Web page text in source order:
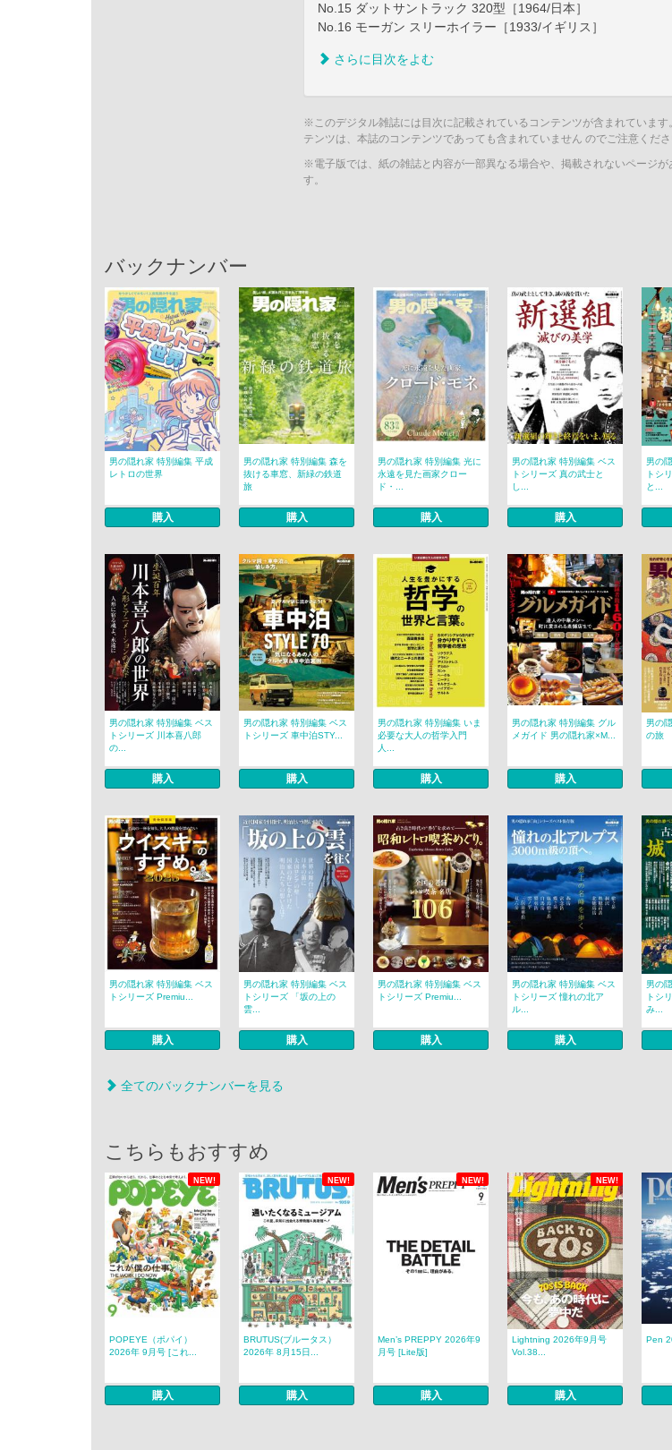
No.15 ダットサントラック 320型［1964/日本］
No.16 モーガン スリーホイラー［1933/イギリス］
さらに目次をよむ
※このデジタル雑誌には目次に記載されているコンテンツが含まれています
テンツは、本誌のコンテンツであっても含まれていません のでご注意くださ
※電子版では、紙の雑誌と内容が一部異なる場合や、掲載されないページが
す。
バックナンバー
男の隠れ家 特別編集 平成
レトロの世界
購入
男の隠れ家 特別編集 森を
抜ける車窓、新緑の鉄道
旅
購入
男の隠れ家 特別編集 光に
永遠を見た画家クロー
ド・...
購入
男の隠れ家 特別編集 ベス
トシリーズ 真の武士と
し...
購入
男の
トシ
と...
男の隠れ家 特別編集 ベス
トシリーズ 川本喜八郎
の...
購入
男の隠れ家 特別編集 ベス
トシリーズ 車中泊STY...
購入
男の隠れ家 特別編集 いま
必要な大人の哲学入門
人...
購入
男の隠れ家 特別編集 グル
メガイド 男の隠れ家×M...
購入
男の
の旅
男の隠れ家 特別編集 ベス
トシリーズ Premiu...
購入
男の隠れ家 特別編集 ベス
トシリーズ 「坂の上の
雲...
購入
男の隠れ家 特別編集 ベス
トシリーズ Premiu...
購入
男の隠れ家 特別編集 ベス
トシリーズ 憧れの北ア
ル...
購入
男の
トシ
み...
全てのバックナンバーを見る
こちらもおすすめ
NEW! NEW! NEW! NEW!
POPEYE（ポパイ）
2026年 9月号 [これ...
購入
BRUTUS(ブルータス）
2026年 8月15日...
購入
Men’s PREPPY 2026年9
月号 [Lite版]
購入
Lightning 2026年9月号
Vol.38...
購入
Pen